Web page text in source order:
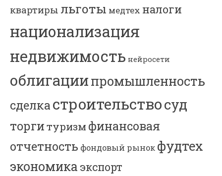
квартиры льготы медтех налоги
национализация
недвижимость нейросети
облигациипромышленность
сделкастроительствосуд
торгитуризм финансовая
отчетность фондовый рынок фудтех
экономика экспорт